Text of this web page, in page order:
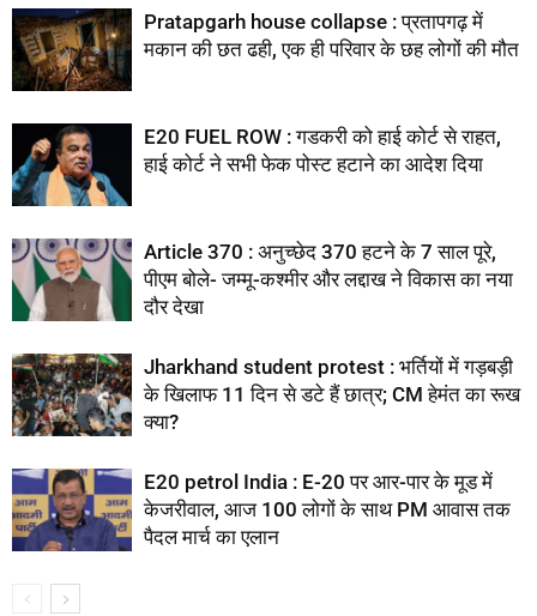
Pratapgarh house collapse : प्रतापगढ़ में
मकान की छत ढही, एक ही परिवार के छह लोगों की मौत
E20 FUEL ROW : गडकरी को हाई कोर्ट से राहत,
हाई कोर्ट ने सभी फेक पोस्ट हटाने का आदेश दिया
Article 370 : अनुच्छेद 370 हटने के 7 साल पूरे,
पीएम बोले- जम्मू-कश्मीर और लद्दाख ने विकास का नया
दौर देखा
Jharkhand student protest : भर्तियों में गड़बड़ी
के खिलाफ 11 दिन से डटे हैं छात्र; CM हेमंत का रूख
क्या?
E20 petrol India : E-20 पर आर-पार के मूड में
केजरीवाल, आज 100 लोगों के साथ PM आवास तक
पैदल मार्च का एलान